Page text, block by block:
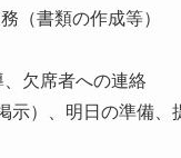
（書類の作成等）
欠席者への連絡
示）、明日の準備、